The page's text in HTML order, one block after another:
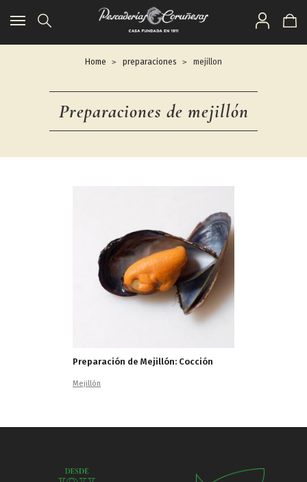
Toggle
Home preparaciones mejillon
Preparaciones de mejillón
Preparación de Mejillón: Cocción
Mejillón